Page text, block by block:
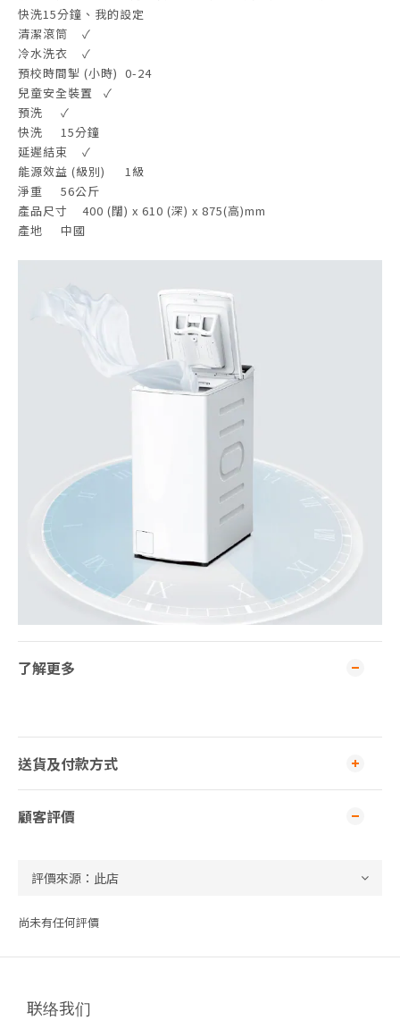
快洗15分鐘、我的設定
清潔滾筒
✓
冷水洗衣
✓
預校時間掣 (小時) 0-24
兒童安全裝置
✓
預洗
✓
快洗
15分鐘
延遲結束
✓
能源效益 (級別)
1級
淨重
56公斤
產品尺寸
400 (闊) x 610 (深) x 875(高)mm
產地
中國
了解更多
送貨及付款方式
顧客評價
尚未有任何評價
联络我们